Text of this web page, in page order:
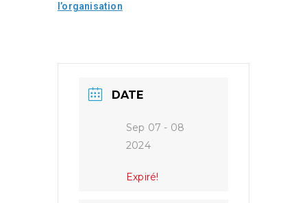
l’organisation
DATE
Sep 07 - 08
2024
Expiré!